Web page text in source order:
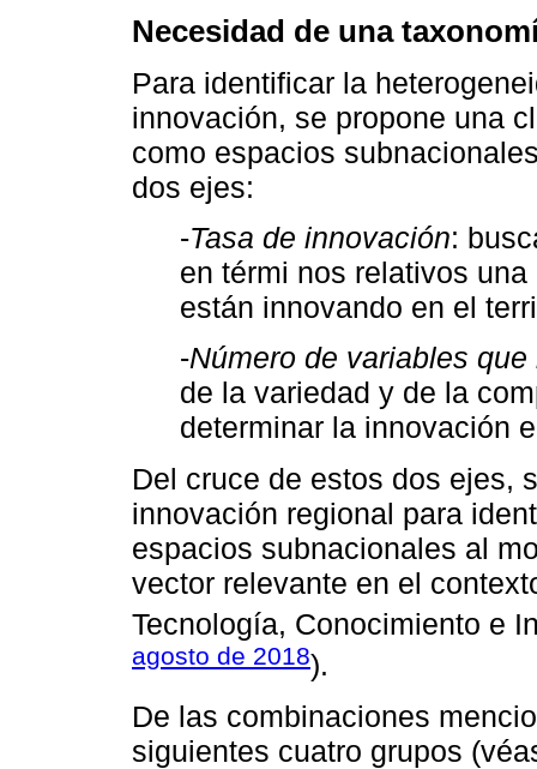
Necesidad de una
Para identificar la
innovación, se propone una
como espacios
dos ejes:
-Tasa de innovación:
en térmi nos relativos
están innovando en el
-Número de variables
de la variedad y de la
determinar la innovación
Del cruce de estos dos ejes,
innovación regional para
espacios subnacionales al
vector relevante en el
Tecnología, Conocimiento e
agosto de 2018).
De las combinaciones
siguientes cuatro grupos